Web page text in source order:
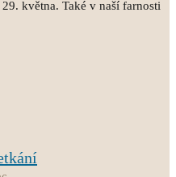
května. Také v naší farnosti